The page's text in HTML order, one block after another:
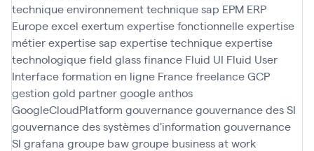
techniqueenvironnement technique sap EPM ERP
Europeexcel exertum expertise fonctionnelleexpertise
métierexpertise sap expertise techniqueexpertise
technologiquefield glassfinance Fluid UI Fluid User
Interfaceformation en ligne FrancefreelanceGCP
gestion gold partnergoogle anthos
GoogleCloudPlatform gouvernancegouvernance des SI
gouvernance des systèmes d'information gouvernance
SI grafana groupe bawgroupe business at work